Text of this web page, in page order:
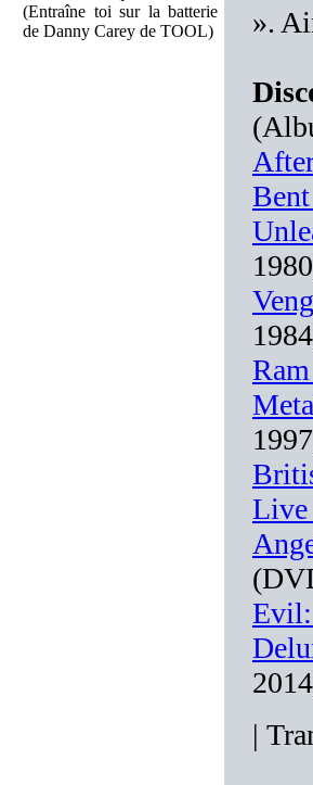
(Entraîne toi sur la batterie
de Danny Carey de TOOL)
».
|